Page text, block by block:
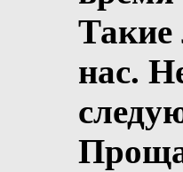
Такие
нас.